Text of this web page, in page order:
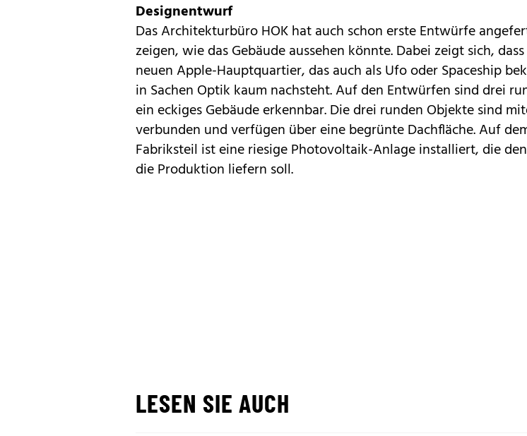
Designentwurf
Das ArchitekturbüroHOKhat auch schon erste Entwürfe
zeigen, wie das Gebäude aussehen könnte. Dabei zeigt sich,
neuen Apple-Hauptquartier, das auch als Ufo oder Spaceship
in Sachen Optik kaum nachsteht. Auf den Entwürfen sind drei
ein eckiges Gebäude erkennbar. Die drei runden Objekte sind
verbunden und verfügen über eine begrünte Dachfläche. Auf
Fabriksteil ist eine riesige Photovoltaik-Anlage installiert, die
die Produktion liefern soll.
LESEN SIE AUCH